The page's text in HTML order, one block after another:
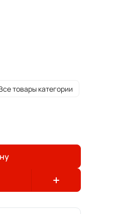
товары категории